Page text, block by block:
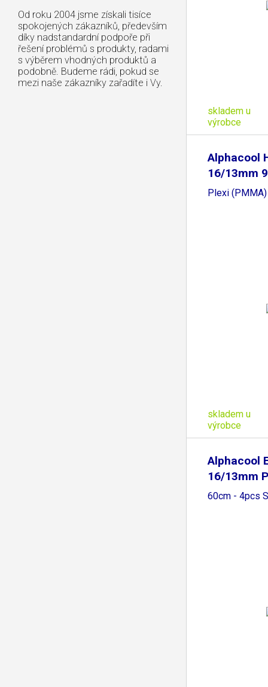
Od roku 2004 jsme získali tisíce
spokojených zákazníků, především
díky nadstandardní podpoře při
řešení problémů s produkty, radami
s výběrem vhodných produktů a
podobně. Budeme rádi, pokud se
mezi naše zákazníky zařadíte i Vy.
skladem u
výrobce
Alphacool
16/13mm
Plexi
skladem u
výrobce
Alphacool
16/13mm
HardTube
60cm - 4pcs